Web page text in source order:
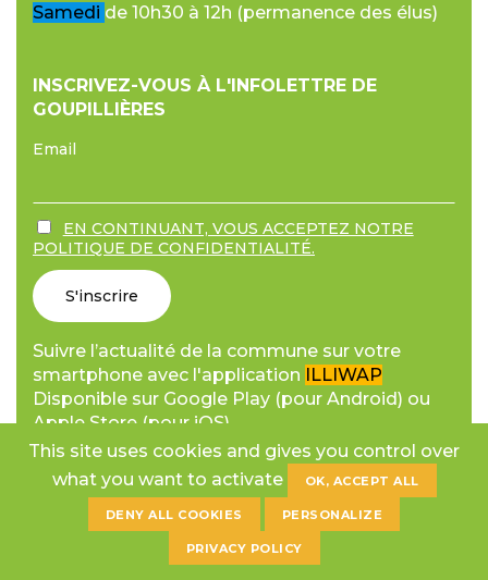
Samedi de 10h30 à 12h (permanence des élus)
INSCRIVEZ-VOUS À L'INFOLETTRE DE
GOUPILLIÈRES
Email
EN CONTINUANT, VOUS ACCEPTEZ NOTRE
POLITIQUE DE CONFIDENTIALITÉ.
Suivre l’actualité de la commune sur votre
smartphone avec l'application ILLIWAP
Disponible sur Google Play (pour Android) ou
Apple Store (pour iOS).
© 2026 Copyright Commune de Goupillères.
This site uses cookies and gives you control over
what you want to activate
OK, ACCEPT ALL
DENY ALL COOKIES PERSONALIZE
PRIVACY POLICY